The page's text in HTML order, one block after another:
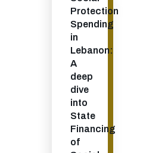
Protection
Spending
in
Lebanon:
A
deep
dive
into
State
Financing
of